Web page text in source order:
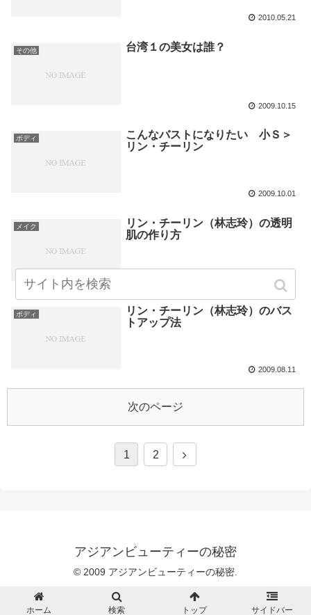
2010.05.21
その他 台湾１の美女は誰？
2009.10.15
ボディ
こんなバストになりたい 小Ｓ＞
リン・チーリン
2009.10.01
メイク
リン・チーリン（林志玲）の透明
肌の作り方
2009.09.12
ボディ
リン・チーリン（林志玲）のバス
トアップ法
2009.08.11
次のページ
1 2
アジアンビューティーの秘密
© 2009 アジアンビューティーの秘密.
ホーム 検索 トップ サイドバー